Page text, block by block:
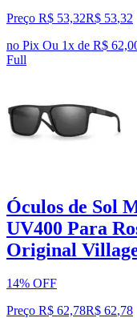
Preço R$ 53,32R$ 53,32
no Pix Ou 1x de R$
Full
Óculos de Sol
UV400 Para
Original
14% OFF
Preço R$ 62,78R$ 62,78